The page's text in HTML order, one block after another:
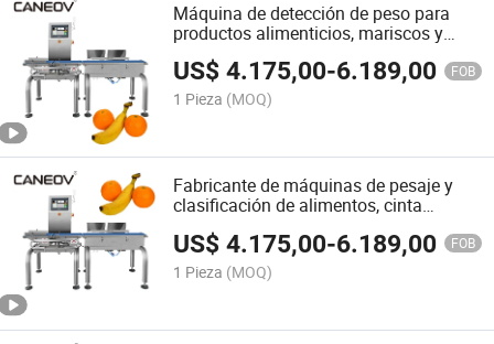
Máquina de detección de peso para
productos alimenticios, mariscos y
acuáticos, balanza de verificación de
cinta transportadora, equipo de
clasificación de peso personalizado
US$4.175,00-6.189,00 FOB
1 Pieza (MOQ)
Fabricante de máquinas de pesaje y
clasificación de alimentos, cinta
mariscos, pescado y camarones,
balanza de clasificación de múltiples
niveles
US$4.175,00-6.189,00 FOB
1 Pieza (MOQ)